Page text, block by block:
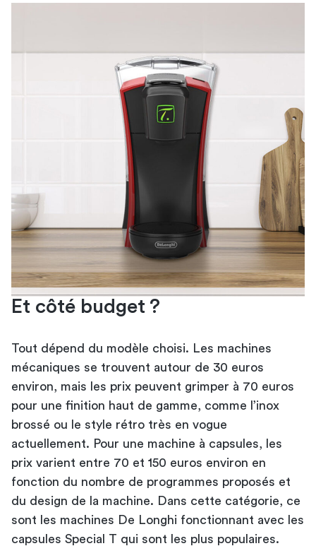
Et côté budget ?
Tout dépend du modèle choisi. Les machines
mécaniques se trouvent autour de 30 euros
environ, mais les prix peuvent grimper à 70 euros
pour une finition haut de gamme, comme l’inox
brossé ou le style rétro très en vogue
actuellement. Pour une machine à capsules, les
prix varient entre 70 et 150 euros environ en
fonction du nombre de programmes proposés et
du design de la machine. Dans cette catégorie, ce
sont les machines De Longhi fonctionnant avec les
capsules Special T qui sont les plus populaires.